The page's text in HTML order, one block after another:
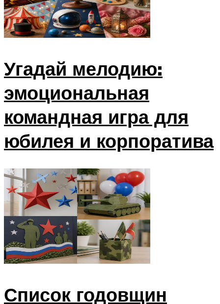
Угадай мелодию:
эмоциональная
командная игра для
юбилея и корпоратива
Список годовщин